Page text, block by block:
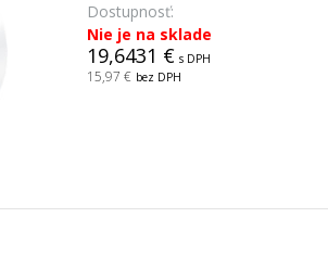
Dostupnosť:
Nie je na sklade
19,6431 € s DPH
15,97 € bez DPH